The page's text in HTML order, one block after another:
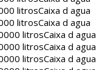
litrosCaixa d agua
litrosCaixa d agua
litrosCaixa d agua
litrosCaixa d agua
litrosCaixa d agua